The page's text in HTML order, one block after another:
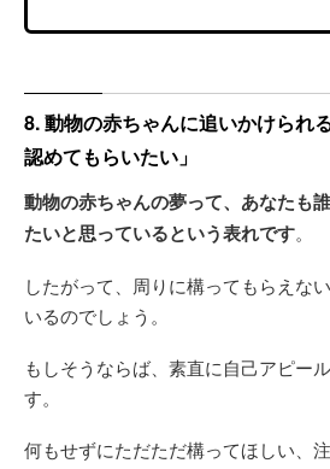
8. 動物の赤ちゃんに追いかけられ
認めてもらいたい」
動物の赤ちゃんの夢って、あなたも
たいと思っているという表れです。
したがって、周りに構ってもらえな
いるのでしょう。
もしそうならば、素直に自己アピー
す。
何もせずにただただ構ってほしい、